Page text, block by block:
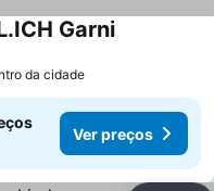
Garni
da cidade
Ver preços